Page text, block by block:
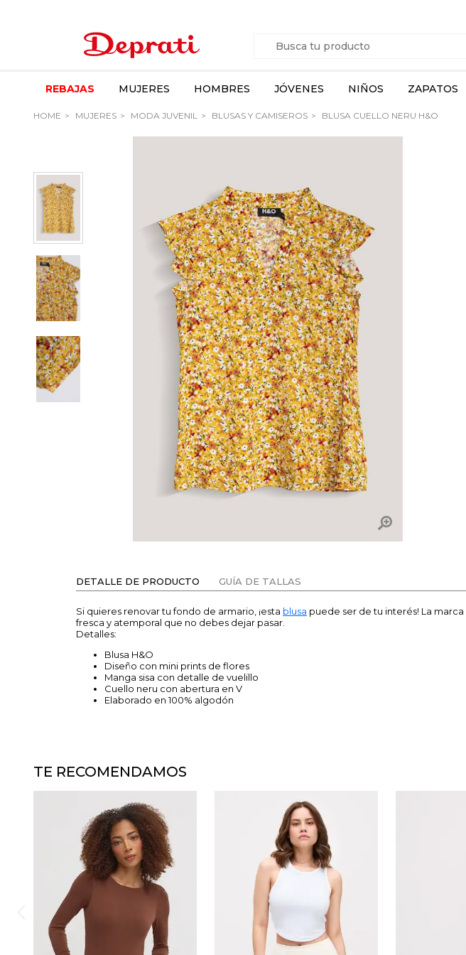
REBAJAS MUJERES HOMBRES JÓVENES NIÑOS ZAPATOS
HOME MUJERES MODA JUVENIL BLUSAS Y CAMISEROS BLUSA CUELLO NERU H&O
DETALLE DE PRODUCTO GUÍA DE TALLAS
Si quieres renovar tu fondo de armario, ¡esta blusa puede ser de tu interés! La marca
fresca y atemporal que no debes dejar pasar.
Detalles:
Blusa H&O
Diseño con mini prints de flores
Manga sisa con detalle de vuelillo
Cuello neru con abertura en V
Elaborado en 100% algodón
TE RECOMENDAMOS